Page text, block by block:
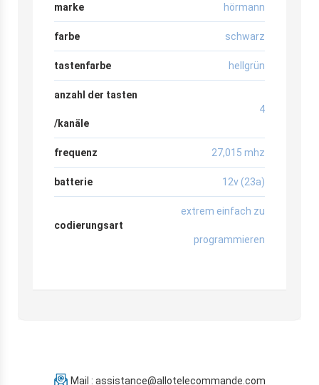
marke hörmann
farbe schwarz
tastenfarbe hellgrün
anzahl der tasten
/kanäle
4
frequenz 27,015 mhz
batterie 12v (23a)
codierungsart
extrem einfach zu
programmieren
Mail : assistance@allotelecommande.com